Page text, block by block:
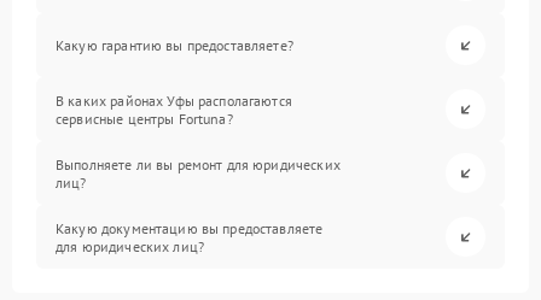
Какую гарантию вы предоставляете?
В каких районах Уфы располагаются
сервисные центры Fortuna?
Выполняете ли вы ремонт для юридических
лиц?
Какую документацию вы предоставляете
для юридических лиц?